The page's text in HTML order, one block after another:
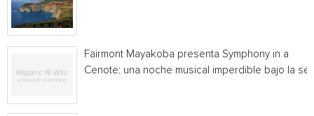
Fairmont Mayakoba presenta Symphony in a
Cenote: una noche musical imperdible bajo la